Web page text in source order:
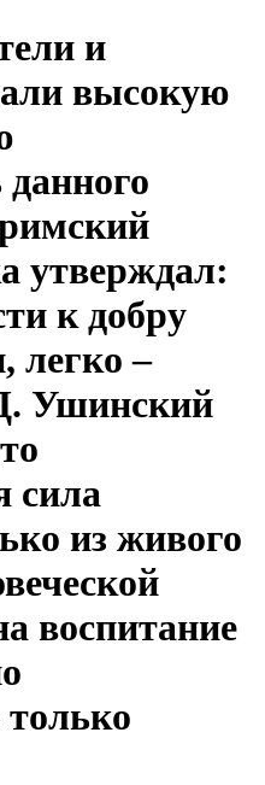
и
высокую
утверждал:
к добру
легко –
Ушинский
сила
из живого
воспитание
только